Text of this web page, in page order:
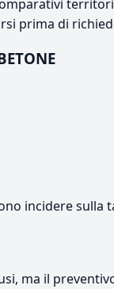
prima di
incidere sulla
ma il